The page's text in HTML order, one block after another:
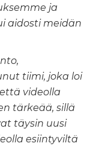
ja
aidosti meidän
tiimi, joka loi
videolla
tärkeää, sillä
täysin uusi
esiintyviltä